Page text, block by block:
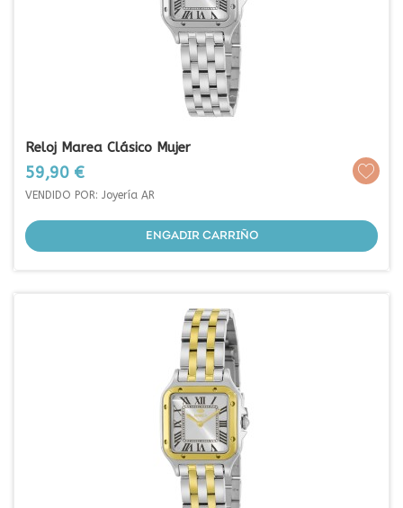
Reloj Marea Clásico Mujer
Prezo
59,90 €
VENDIDO POR: Joyería AR
ENGADIR CARRIÑO